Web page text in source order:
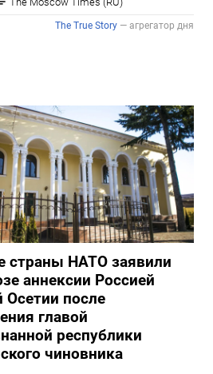
страны НАТО заявили
аннексии Россией
после
главой
республики
чиновника